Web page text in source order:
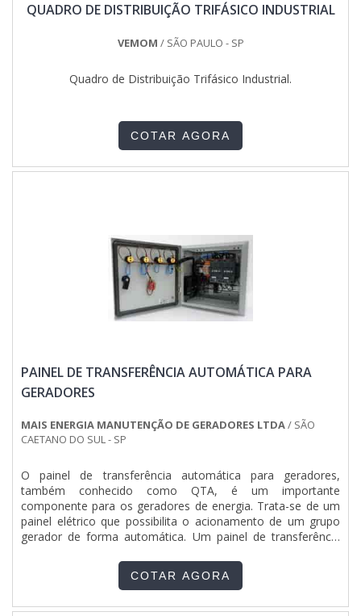
QUADRO DE DISTRIBUIÇÃO TRIFÁSICO INDUSTRIAL
VEMOM / SÃO PAULO - SP
Quadro de Distribuição Trifásico Industrial.
COTAR AGORA
PAINEL DE TRANSFERÊNCIA AUTOMÁTICA PARA
GERADORES
MAIS ENERGIA MANUTENÇÃO DE GERADORES LTDA/ SÃO
CAETANO DO SUL - SP
O painel de transferência automática para geradores,
também conhecido como QTA, é um importante
componente para os geradores de energia. Trata-se de um
painel elétrico que possibilita o acionamento de um grupo
gerador de forma automática. Um painel de transferência
para um gerador de energia a diesel, pois ele possibilita de
forma automática ativar um grupo gerador, seja por falta de
COTAR AGORA